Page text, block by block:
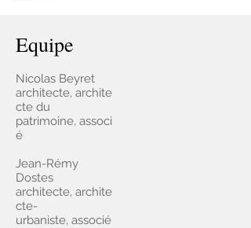
Equipe
Nicolas Beyret
architecte, archite
cte du
patrimoine, associ
é
Jean-Rémy
Dostes
architecte, archite
cte-
urbaniste, associé